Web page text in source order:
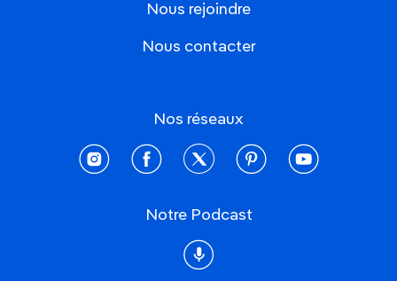
Nous rejoindre
Nous contacter
Nos réseaux
instagramfacebooktwitter pinterestyoutube
Notre Podcast
Podcast